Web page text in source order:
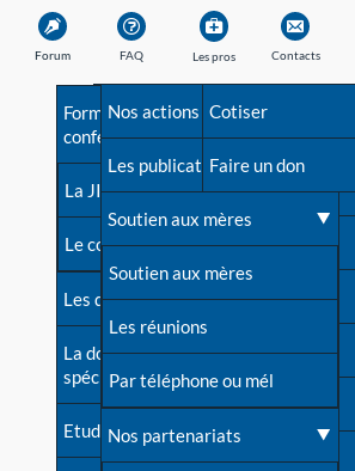
Forum FAQ
Avant la naissance
Les débuts
Une difficulté d'allaitement ?
Cas particuliers
Mythes et vérités
Devenir animatrice ?
Une question sur le site
Les pros
Formations et
conférences
La JIA
Le congrès
Les dossiers de l'allaitement
La documentation
spécialisée
Etudes récentes
Contacts
Besoin d'aide?
Répertoire de tous les
contacts
Contact presse
Dossier de presse
Soutenir LLL
Livre d'or
Forum
Nos actions
Les publications
Soutien aux mères
Soutien aux mères
Les réunions
Par téléphone ou mél
Nos partenariats
Cotiser
Faire un don